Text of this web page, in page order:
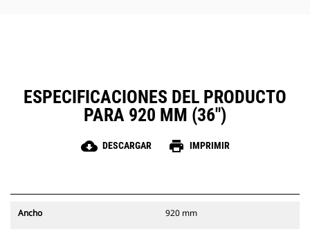
ESPECIFICACIONES DEL PRODUCTO
PARA 920 MM (36")
cloud_download DESCARGAR print IMPRIMIR
Ancho 920 mm